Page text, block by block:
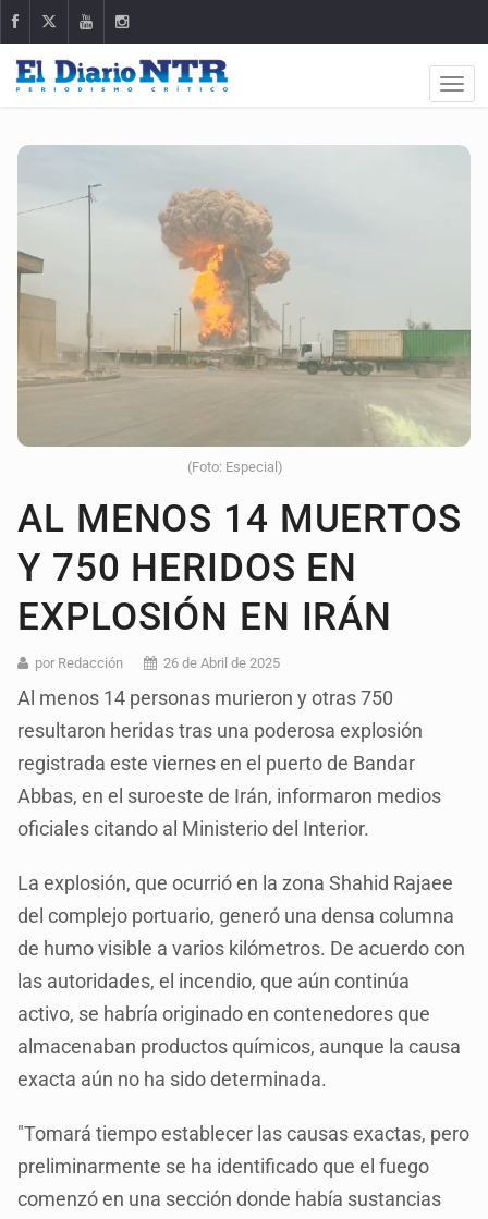
(Foto: Especial)
AL MENOS 14 MUERTOS
Y 750 HERIDOS EN
EXPLOSIÓN EN IRÁN
por Redacción 26 de Abril de 2025
Al menos 14 personas murieron y otras 750
resultaron heridas tras una poderosa explosión
registrada este viernes en el puerto de Bandar
Abbas, en el suroeste de Irán, informaron medios
oficiales citando al Ministerio del Interior.
La explosión, que ocurrió en la zona Shahid Rajaee
del complejo portuario, generó una densa columna
de humo visible a varios kilómetros. De acuerdo con
las autoridades, el incendio, que aún continúa
activo, se habría originado en contenedores que
almacenaban productos químicos, aunque la causa
exacta aún no ha sido determinada.
"Tomará tiempo establecer las causas exactas, pero
preliminarmente se ha identificado que el fuego
comenzó en una sección donde había sustancias